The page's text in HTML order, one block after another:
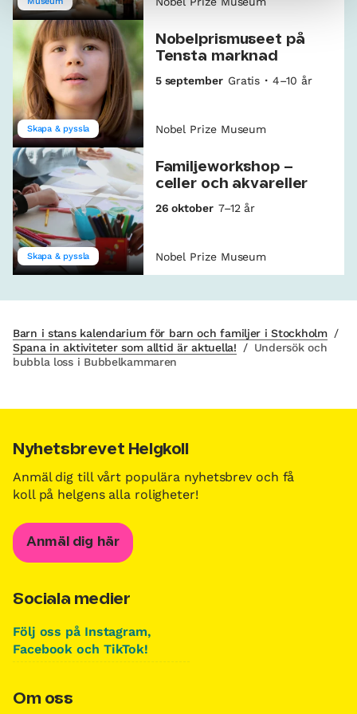
Skapa & pyssla
Nobelprismuseet på
Tensta marknad
5 september Gratis 4–10 år
Nobel Prize Museum
Skapa & pyssla
Familjeworkshop –
celler och akvareller
26 oktober 7–12 år
Nobel Prize Museum
Barn i stans kalendarium för barn och familjer i Stockholm /
Spana in aktiviteter som alltid är aktuella!
/ Undersök och
bubbla loss i Bubbelkammaren
Nyhetsbrevet Helgkoll
Anmäl dig till vårt populära nyhetsbrev och få
koll på helgens alla roligheter!
Anmäl dig här
Sociala medier
Följ oss på Instagram,
Facebook och TikTok!
Om oss